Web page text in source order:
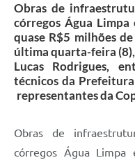
Obras de
córregos Água Limpa
quase R$5 milhões
última quarta-feira
Lucas Rodrigues,
técnicos da
representantes da
Obras de
córregos Água Limpa